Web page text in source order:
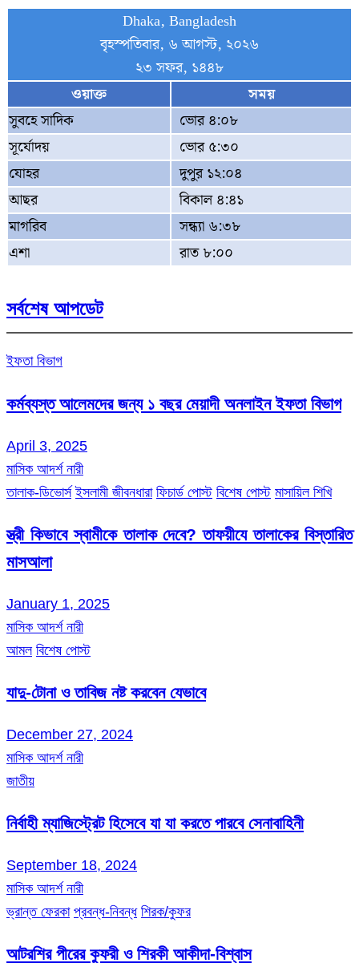
Dhaka, Bangladesh
বৃহস্পতিবার, ৬ আগস্ট, ২০২৬
২৩ সফর, ১৪৪৮
ওয়াক্ত
সময়
সুবহে সাদিক
ভোর ৪:০৮
সূর্যোদয়
ভোর ৫:৩০
যোহর
দুপুর ১২:০৪
আছর
বিকাল ৪:৪১
মাগরিব
সন্ধ্যা ৬:৩৮
এশা
রাত ৮:০০
সর্বশেষ আপডেট
ইফতা বিভাগ
কর্মব্যস্ত আলেমদের জন্য ১ বছর মেয়াদী অনলাইন ইফতা বিভাগ
April 3, 2025
মাসিক আদর্শ নারী
তালাক-ডিভোর্স ইসলামী জীবনধারা ফিচার্ড পোস্ট বিশেষ পোস্ট মাসায়িল শিখি
স্ত্রী কিভাবে স্বামীকে তালাক দেবে? তাফয়ীযে তালাকের বিস্তারিত
মাসআলা
January 1, 2025
মাসিক আদর্শ নারী
আমল বিশেষ পোস্ট
যাদু-টোনা ও তাবিজ নষ্ট করবেন যেভাবে
December 27, 2024
মাসিক আদর্শ নারী
জাতীয়
নির্বাহী ম্যাজিস্ট্রেট হিসেবে যা যা করতে পারবে সেনাবাহিনী
September 18, 2024
মাসিক আদর্শ নারী
ভ্রান্ত ফেরকা প্রবন্ধ-নিবন্ধ শিরক/কুফর
আটরশির পীরের কুফরী ও শিরকী আকীদা-বিশ্বাস